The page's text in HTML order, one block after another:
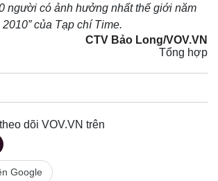
Tỷ giá
Chứng khoán
Giá cà phê
người có ảnh hưởng nhất thế giới năm
2010” của Tạp chí Time.
CTV Bảo Long/VOV.VN
Tổng hợp
dõi VOV.VN trên
Google